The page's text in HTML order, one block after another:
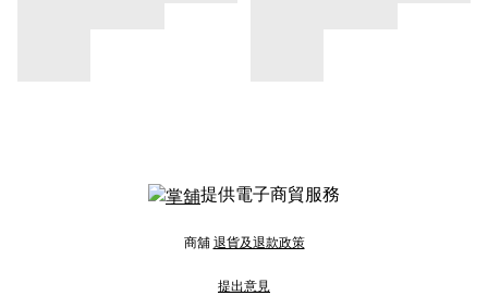
提供電子商貿服務
商舖 退貨及退款政策
提出意見